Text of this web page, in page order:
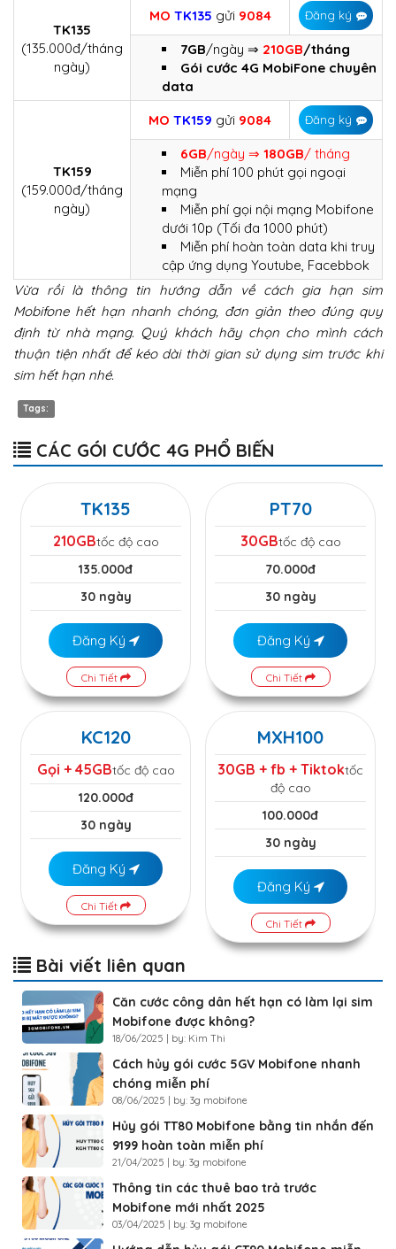
TK135
(135.000đ/tháng
ngày)
MO TK135 gửi 9084 Đăng ký
7GB/ngày ⇒ 210GB/tháng
Gói cước 4G MobiFone chuyên
data
TK159
(159.000đ/tháng
ngày)
MO TK159 gửi 9084 Đăng ký
6GB/ngày ⇒ 180GB/ tháng
Miễn phí 100 phút gọi ngoại
mạng
Miễn phí gọi nội mạng Mobifone
dưới 10p (Tối đa 1000 phút)
Miễn phí hoàn toàn data khi truy
cập ứng dụng Youtube, Facebbok
Vừa rồi là thông tin hướng dẫn về cách gia hạn sim
Mobifone hết hạn nhanh chóng, đơn giản theo đúng quy
định từ nhà mạng. Quý khách hãy chọn cho mình cách
thuận tiện nhất để kéo dài thời gian sử dụng sim trước khi
sim hết hạn nhé.
Tags:
CÁC GÓI CƯỚC 4G PHỔ BIẾN
TK135
210GBtốc độ cao
135.000đ
30 ngày
Đăng Ký
Chi Tiết
PT70
30GBtốc độ cao
70.000đ
30 ngày
Đăng Ký
Chi Tiết
KC120
Gọi + 45GBtốc độ cao
120.000đ
30 ngày
Đăng Ký
Chi Tiết
MXH100
30GB + fb + Tiktoktốc
độ cao
100.000đ
30 ngày
Đăng Ký
Chi Tiết
Bài viết liên quan
Căn cước công dân hết hạn có làm lại sim
Mobifone được không?
18/06/2025 | by: Kim Thi
Cách hủy gói cước 5GV Mobifone nhanh
chóng miễn phí
08/06/2025 | by: 3g mobifone
Hủy gói TT80 Mobifone bằng tin nhắn đến
9199 hoàn toàn miễn phí
21/04/2025 | by: 3g mobifone
Thông tin các thuê bao trả trước
Mobifone mới nhất 2025
03/04/2025 | by: 3g mobifone